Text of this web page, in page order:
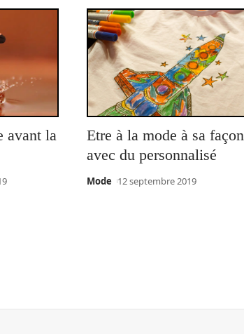
avant la
Etre à la mode à sa façon
avec du personnalisé
Mode 12 septembre 2019